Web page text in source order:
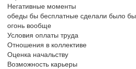
Негативные моменты
обеды бы бесплатные сделали было бы
огонь вообще
Условия оплаты труда
Отношения в коллективе
Оценка начальству
Возможность карьеры